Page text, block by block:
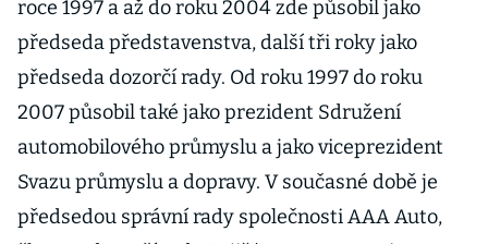
roce 1997 a až do roku 2004 zde působil jako
předseda představenstva, další tři roky jako
předseda dozorčí rady. Od roku 1997 do roku
2007 působil také jako prezident Sdružení
automobilového průmyslu a jako viceprezident
Svazu průmyslu a dopravy. V současné době je
předsedou správní rady společnosti AAA Auto,